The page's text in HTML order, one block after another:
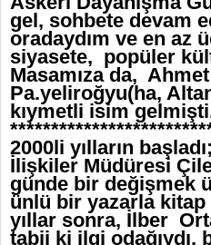
gel, sohbete devam
oradaydım ve en az
siyasete, popüler
Masamıza da,
Pa.yeliroğyu(ha,
kıymetli isim
2000li yılların
İlişkiler Müdüresi
günde bir değişmek
ünlü bir yazarla
yıllar sonra, İlber
tabii ki ilgi